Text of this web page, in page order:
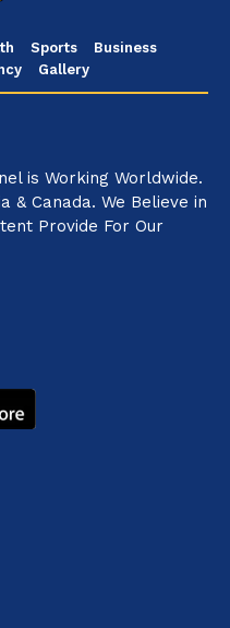
Sports
Business
Gallery
is Working Worldwide.
& Canada. We Believe in
Provide For Our